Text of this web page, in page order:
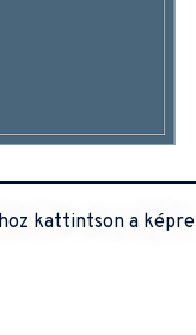
kattintson a képre